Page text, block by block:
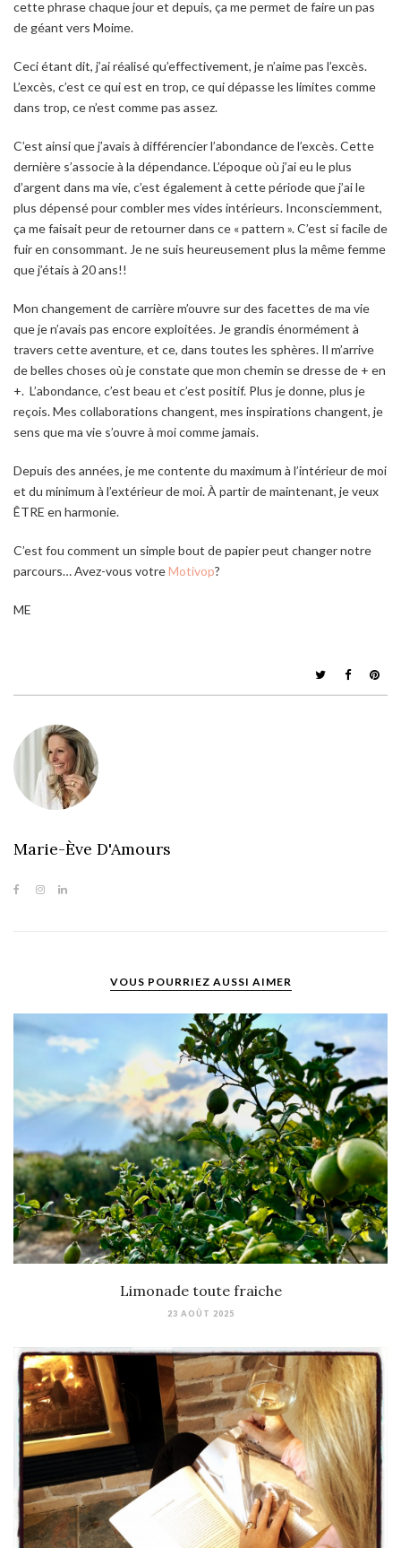
cette phrase chaque jour et depuis, ça me permet de faire un pas
de géant vers Moime.
Ceci étant dit, j’ai réalisé qu’effectivement, je n’aime pas l’excès.
L’excès, c’est ce qui est en trop, ce qui dépasse les limites comme
dans trop, ce n’est comme pas assez.
C’est ainsi que j’avais à différencier l’abondance de l’excès. Cette
dernière s’associe à la dépendance. L’époque où j’ai eu le plus
d’argent dans ma vie, c’est également à cette période que j’ai le
plus dépensé pour combler mes vides intérieurs. Inconsciemment,
ça me faisait peur de retourner dans ce « pattern ». C’est si facile de
fuir en consommant. Je ne suis heureusement plus la même femme
que j’étais à 20 ans!!
Mon changement de carrière m’ouvre sur des facettes de ma vie
que je n’avais pas encore exploitées. Je grandis énormément à
travers cette aventure, et ce, dans toutes les sphères. Il m’arrive
de belles choses où je constate que mon chemin se dresse de + en
+. L’abondance, c’est beau et c’est positif. Plus je donne, plus je
reçois. Mes collaborations changent, mes inspirations changent, je
sens que ma vie s’ouvre à moi comme jamais.
Depuis des années, je me contente du maximum à l’intérieur de moi
et du minimum à l’extérieur de moi. À partir de maintenant, je veux
ÊTRE en harmonie.
C’est fou comment un simple bout de papier peut changer notre
parcours… Avez-vous votreMotivop?
ME
Marie-Ève D'Amours
VOUS POURRIEZ AUSSI AIMER
Limonade toute fraiche
23 AOÛT 2025